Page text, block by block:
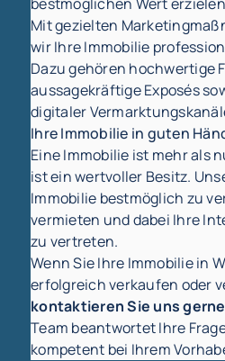
Mit gezielten
wir Ihre Immobilie
Dazu gehören hochwertige
aussagekräftige Exposés
digitaler
Ihre Immobilie in guten
Eine Immobilie ist mehr als
ist ein wertvoller Besitz.
Immobilie bestmöglich zu
vermieten und dabei Ihre
zu vertreten.
Wenn Sie Ihre Immobilie in
erfolgreich verkaufen oder
kontaktieren Sie uns
Team beantwortet Ihre
kompetent bei Ihrem